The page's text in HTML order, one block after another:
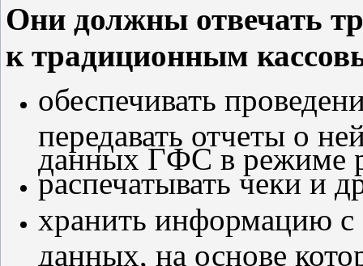
Они должны отвечать
к традиционным
обеспечивать
передавать отчеты о
данных ГФС в режиме
распечатывать чеки и
хранить информацию с
данных, на основе